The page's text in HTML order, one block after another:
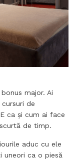
major. Ai
de
ca și cum ai face
de timp.
aduc cu ele
uneori ca o piesă